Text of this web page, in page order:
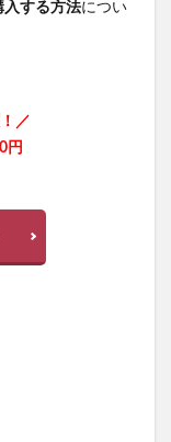
入する方法につい
／
円